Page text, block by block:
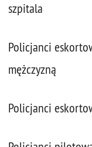
szpitala
Policjanci
mężczyzną
Policjanci